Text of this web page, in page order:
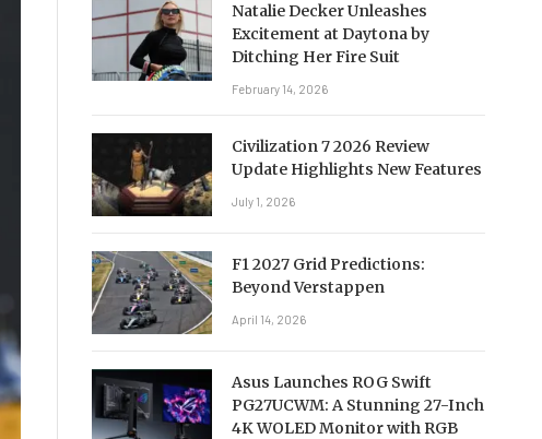
Natalie Decker Unleashes
Excitement at Daytona by
Ditching Her Fire Suit
February 14, 2026
Civilization 7 2026 Review
Update Highlights New Features
July 1, 2026
F1 2027 Grid Predictions:
Beyond Verstappen
April 14, 2026
Asus Launches ROG Swift
PG27UCWM: A Stunning 27-Inch
4K WOLED Monitor with RGB